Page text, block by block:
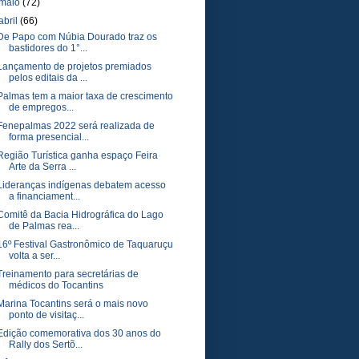
(72)
(66)
Papo com Núbia Dourado traz os
bastidores do 1°...
de projetos premiados
pelos editais da ...
tem a maior taxa de crescimento
de empregos...
2022 será realizada de
forma presencial...
Turística ganha espaço Feira
Arte da Serra ...
indígenas debatem acesso
a financiament...
da Bacia Hidrográfica do Lago
de Palmas rea...
Festival Gastronômico de Taquaruçu
volta a ser...
para secretárias de
médicos do Tocantins
Tocantins será o mais novo
ponto de visitaç...
comemorativa dos 30 anos do
Rally dos Sertõ...